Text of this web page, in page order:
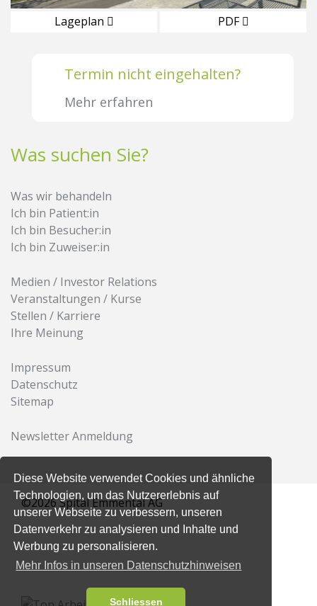
Diese Website verwendet Cookies und ähnliche
Technologien, um das Nutzererlebnis auf
unserer Webseite zu verbessern, unseren
Datenverkehr zu analysieren und Inhalte und
Werbung zu personalisieren.
Mehr Infos in unseren Datenschutzhinweisen
Schliessen
Lageplan PDF
Termin nicht eingehalten?
Mehr erfahren
Was suchen Sie?
Was wir behandeln
Ich bin Patient:in
Ich bin Besucher:in
Ich bin Zuweiser:in
Medien / Investor Relations
Veranstaltungen / Kurse
Stellen / Karriere
Ihre Meinung
Impressum
Datenschutz
Sitemap
Newsletter Anmeldung
©2026 Spital Emmental AG